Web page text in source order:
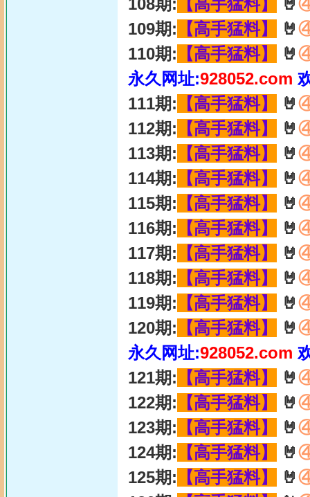
108期: 【高手猛料】 🤘
109期: 【高手猛料】 🤘
110期: 【高手猛料】 🤘
永久网址:928052.com
111期: 【高手猛料】 🤘
112期: 【高手猛料】 🤘
113期: 【高手猛料】 🤘
114期: 【高手猛料】 🤘
115期: 【高手猛料】 🤘
116期: 【高手猛料】 🤘
117期: 【高手猛料】 🤘
118期: 【高手猛料】 🤘
119期: 【高手猛料】 🤘
120期: 【高手猛料】 🤘
永久网址:928052.com
121期: 【高手猛料】 🤘
122期: 【高手猛料】 🤘
123期: 【高手猛料】 🤘
124期: 【高手猛料】 🤘
125期: 【高手猛料】 🤘